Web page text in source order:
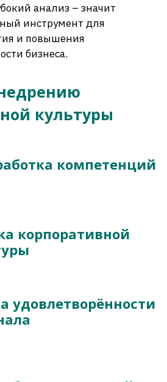
анализ – значит
инструмент для
и повышения
бизнеса.
культуры
компетенций
корпоративной
удовлетворённости